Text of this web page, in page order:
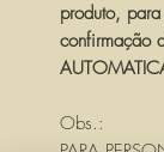
produto,
confirmação
Obs.: